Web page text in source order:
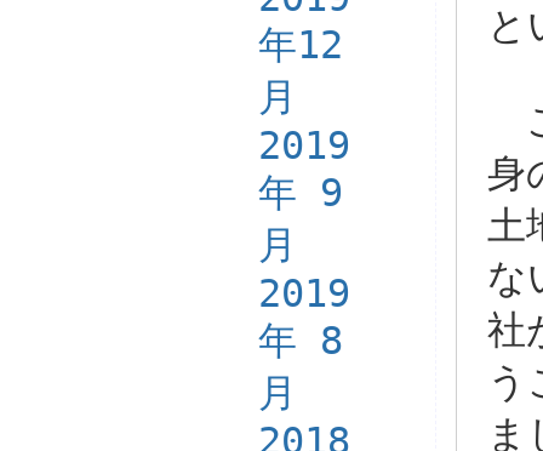
年12
月
2019
年 9
月
2019
年 8
月
2018
と
身
土
な
社
う
ま